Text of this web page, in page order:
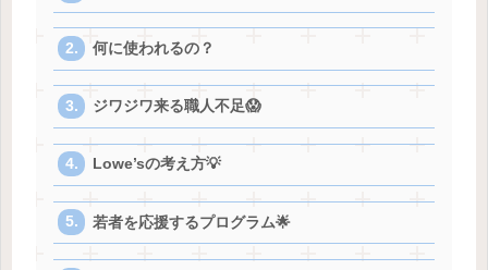
何に使われるの？
ジワジワ来る職人不足😱
Lowe’sの考え方💡
若者を応援するプログラム🌟